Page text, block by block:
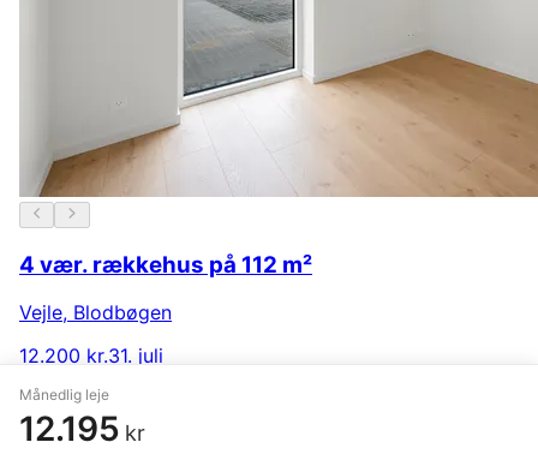
Månedlig leje
12.195 kr
4 vær. rækkehus på 112 m²
Vejle, Blodbøgen
12.200 kr.31. juli